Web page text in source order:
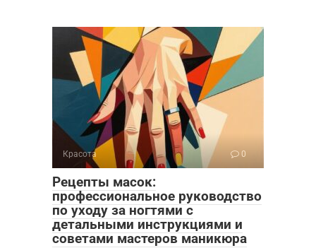
Красота 0
Рецепты масок:
профессиональное руководство
по уходу за ногтями с
детальными инструкциями и
советами мастеров маникюра